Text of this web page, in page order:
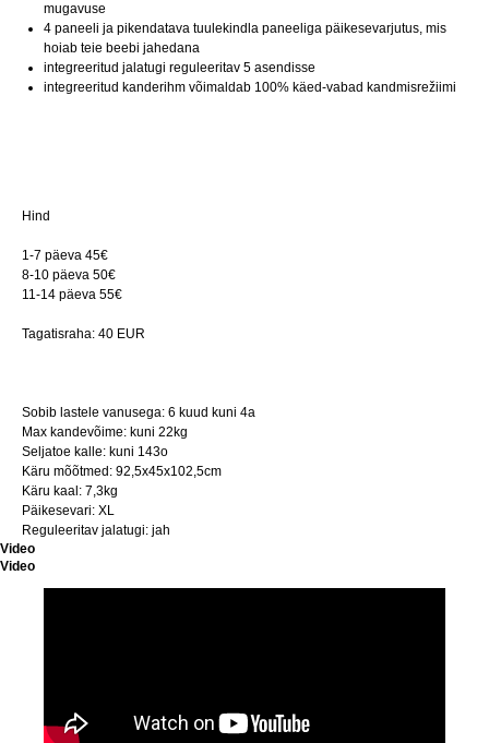
mugavuse
4 paneeli ja pikendatava tuulekindla paneeliga päikesevarjutus, mis
hoiab teie beebi jahedana
integreeritud jalatugi reguleeritav 5 asendisse
integreeritud kanderihm võimaldab 100% käed-vabad kandmisrežiimi
Hind
1-7 päeva 45€
8-10 päeva 50€
11-14 päeva 55€
Tagatisraha: 40 EUR
Sobib lastele vanusega: 6 kuud kuni 4a
Max kandevõime: kuni 22kg
Seljatoe kalle: kuni 143o
Käru mõõtmed: 92,5x45x102,5cm
Käru kaal: 7,3kg
Päikesevari: XL
Reguleeritav jalatugi: jah
Video
Video